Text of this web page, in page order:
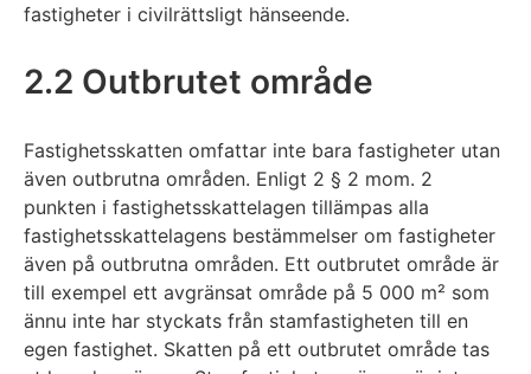
fastigheter i civilrättsligt hänseende.
2.2 Outbrutet område
Fastighetsskatten omfattar inte bara fastigheter utan
även outbrutna områden. Enligt 2 § 2 mom. 2
punkten i fastighetsskattelagen tillämpas alla
fastighetsskattelagens bestämmelser om fastigheter
även på outbrutna områden. Ett outbrutet område är
till exempel ett avgränsat område på 5 000 m² som
ännu inte har styckats från stamfastigheten till en
egen fastighet. Skatten på ett outbrutet område tas